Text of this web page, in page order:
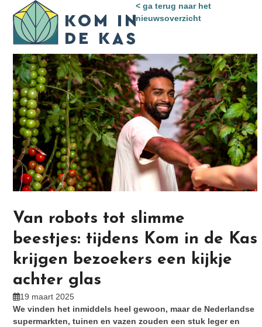
content
Open
mobile
menu
Close
mobile
menu
< ga terug naar het
nieuwsoverzicht
Van robots tot slimme
beestjes: tijdens Kom in de Kas
krijgen bezoekers een kijkje
achter glas
19 maart 2025
We vinden het inmiddels heel gewoon, maar de Nederlandse
supermarkten, tuinen en vazen zouden een stuk leger en